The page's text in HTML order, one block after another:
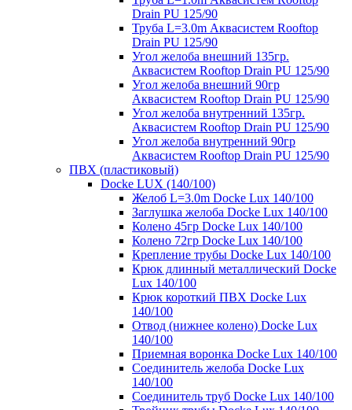
Drain PU 125/90
Труба L=3.0m Аквасистем Rooftop
Drain PU 125/90
Угол желоба внешний 135гр.
Аквасистем Rooftop Drain PU 125/90
Угол желоба внешний 90гр
Аквасистем Rooftop Drain PU 125/90
Угол желоба внутренний 135гр.
Аквасистем Rooftop Drain PU 125/90
Угол желоба внутренний 90гр
Аквасистем Rooftop Drain PU 125/90
ПВХ (пластиковый)
Docke LUX (140/100)
Желоб L=3.0m Docke Lux 140/100
Заглушка желоба Docke Lux 140/100
Колено 45гр Docke Lux 140/100
Колено 72гр Docke Lux 140/100
Крепление трубы Docke Lux 140/100
Крюк длинный металлический Docke
Lux 140/100
Крюк короткий ПВХ Docke Lux
140/100
Отвод (нижнее колено) Docke Lux
140/100
Приемная воронка Docke Lux 140/100
Соединитель желоба Docke Lux
140/100
Соединитель труб Docke Lux 140/100